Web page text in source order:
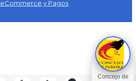
eCommerce y Pagos